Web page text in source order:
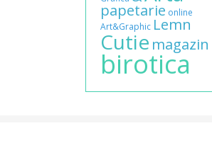
papetarie online
Art&Graphic Lemn
Cutie magazin
birotica